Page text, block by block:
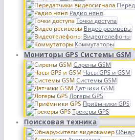
Радио няня
Точки доступа
Видео ресиверы
Видеотелефоны
Коммутаторы
Мониторы GPS Системы GSM
Сирены GSM
Часы GPS и GSM
Системы GSM
Датчики GSM
Логеры GPS
Приёмники GPS
Трекеры GPS
Поисковая техника